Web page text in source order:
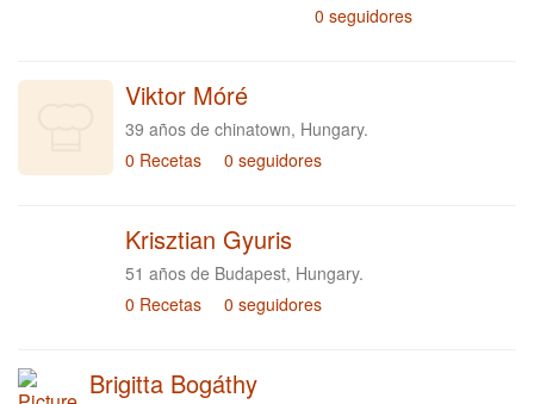
0 seguidores
Viktor Móré
39 años de chinatown, Hungary.
0 Recetas
0 seguidores
Krisztian Gyuris
51 años de Budapest, Hungary.
0 Recetas
0 seguidores
Brigitta Bogáthy